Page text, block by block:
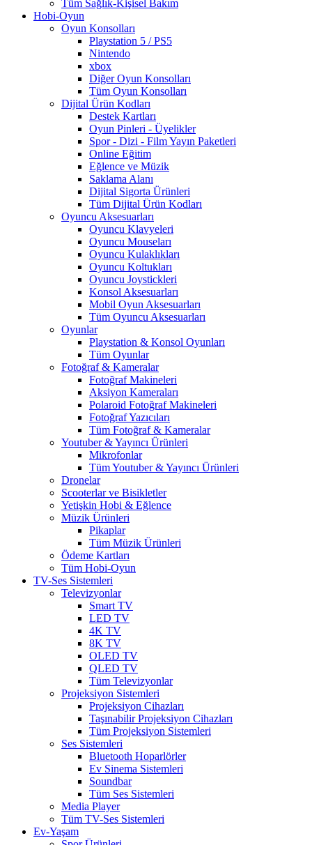
Tüm Sağlık-Kişisel Bakım
Hobi-Oyun
Oyun Konsolları
Playstation 5 / PS5
Nintendo
xbox
Diğer Oyun Konsolları
Tüm Oyun Konsolları
Dijital Ürün Kodları
Destek Kartları
Oyun Pinleri - Üyelikler
Spor - Dizi - Film Yayın Paketleri
Online Eğitim
Eğlence ve Müzik
Saklama Alanı
Dijital Sigorta Ürünleri
Tüm Dijital Ürün Kodları
Oyuncu Aksesuarları
Oyuncu Klavyeleri
Oyuncu Mouseları
Oyuncu Kulaklıkları
Oyuncu Koltukları
Oyuncu Joystickleri
Konsol Aksesuarları
Mobil Oyun Aksesuarları
Tüm Oyuncu Aksesuarları
Oyunlar
Playstation & Konsol Oyunları
Tüm Oyunlar
Fotoğraf & Kameralar
Fotoğraf Makineleri
Aksiyon Kameraları
Polaroid Fotoğraf Makineleri
Fotoğraf Yazıcıları
Tüm Fotoğraf & Kameralar
Youtuber & Yayıncı Ürünleri
Mikrofonlar
Tüm Youtuber & Yayıncı Ürünleri
Dronelar
Scooterlar ve Bisikletler
Yetişkin Hobi & Eğlence
Müzik Ürünleri
Pikaplar
Tüm Müzik Ürünleri
Ödeme Kartları
Tüm Hobi-Oyun
TV-Ses Sistemleri
Televizyonlar
Smart TV
LED TV
4K TV
8K TV
OLED TV
QLED TV
Tüm Televizyonlar
Projeksiyon Sistemleri
Projeksiyon Cihazları
Taşınabilir Projeksiyon Cihazları
Tüm Projeksiyon Sistemleri
Ses Sistemleri
Bluetooth Hoparlörler
Ev Sinema Sistemleri
Soundbar
Tüm Ses Sistemleri
Media Player
Tüm TV-Ses Sistemleri
Ev-Yaşam